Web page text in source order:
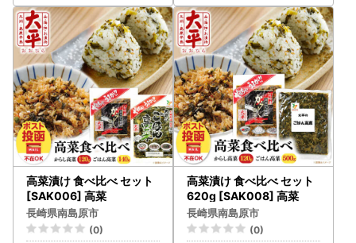
高菜漬け 食べ比べ セット
[SAK006] 高菜
長崎県南島原市
(0)
高菜漬け 食べ比べ セット
620g [SAK008] 高菜
長崎県南島原市
(0)